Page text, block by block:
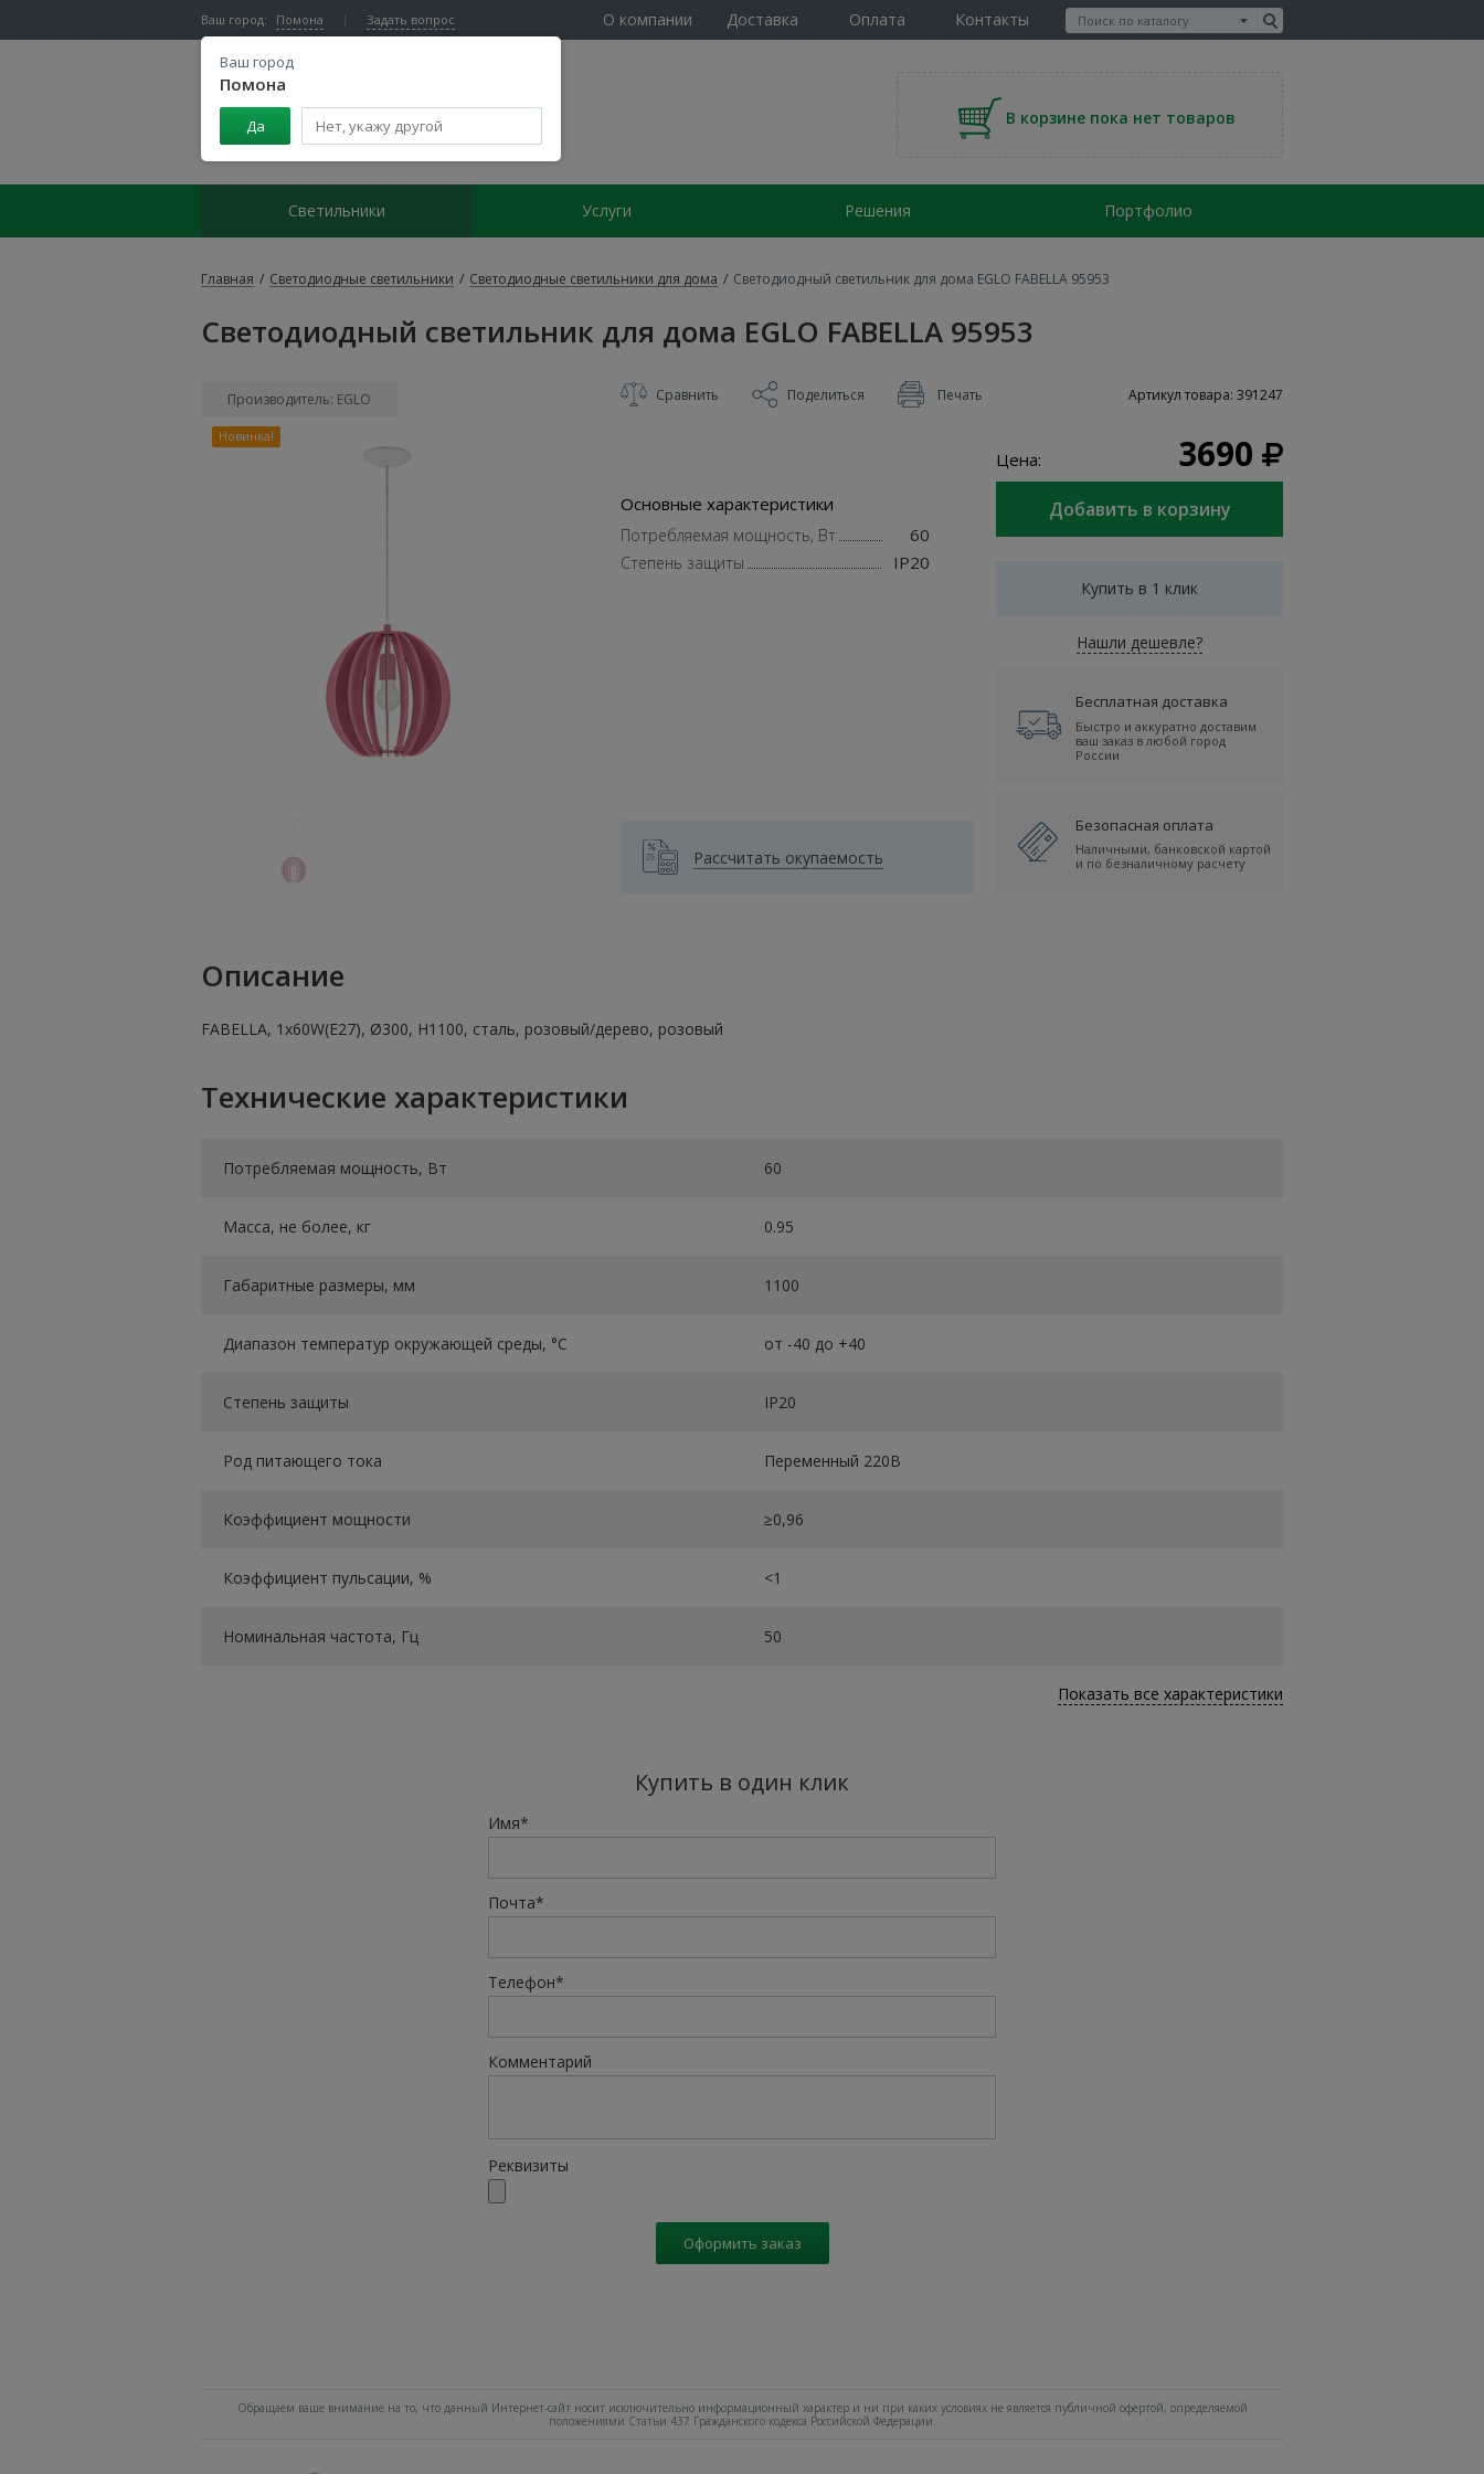
Ваш город: Помона
Ваш город
Помона
Да
Задать вопрос О компании Доставка Оплата Контакты
Центр светодиодного освещения
В корзине пока нет товаров
Светильники Услуги Решения Портфолио
Главная / Светодиодные светильники / Светодиодные светильники для дома / Светодиодный светильник для дома EGLO FABELLA 95953
Светодиодный светильник для дома EGLO FABELLA 95953
Производитель: EGLO
Новинка!
Сравнить Поделиться Печать Артикул товара: 391247
Основные характеристики
Потребляемая мощность, Вт 60
Степень защиты IP20
Рассчитать окупаемость
Цена: 3690
Купить в 1 клик
Нашли дешевле?
Бесплатная доставка
Быстро и аккуратно доставим
ваш заказ в любой город
России
Безопасная оплата
Наличными, банковской картой
и по безналичному расчету
Описание
FABELLA, 1х60W(E27), Ø300, H1100, сталь, розовый/дерево, розовый
Технические характеристики
Потребляемая мощность, Вт 60
Масса, не более, кг 0.95
Габаритные размеры, мм 1100
Диапазон температур окружающей среды, °C от -40 до +40
Степень защиты IP20
Род питающего тока Переменный 220В
Коэффициент мощности ≥0,96
Коэффициент пульсации, % <1
Номинальная частота, Гц 50
Показать все характеристики
Купить в один клик
Имя*
Почта*
Телефон*
Комментарий
Реквизиты
Оформить заказ
Обращаем ваше внимание на то, что данный Интернет-сайт носит исключительно информационный характер и ни при каких условиях не является публичной офертой, определяемой
положениями Статьи 437 Гражданского кодекса Российской Федерации.